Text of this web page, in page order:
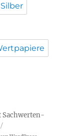
Silber
Sachwerten-